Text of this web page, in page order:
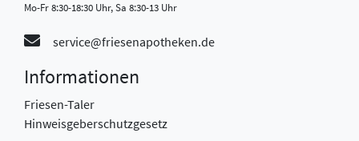
Mo-Fr 8:30-18:30 Uhr, Sa 8:30-13 Uhr
service@friesenapotheken.de
Informationen
Friesen-Taler
Hinweisgeberschutzgesetz